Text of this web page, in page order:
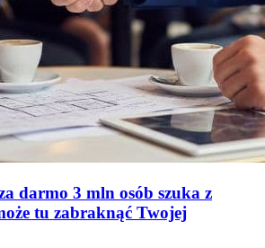
darmo 3 mln osób szuka z
tu zabraknąć Twojej